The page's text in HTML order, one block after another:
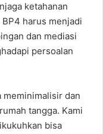
ketahanan
harus menjadi
dan mediasi
persoalan
meminimalisir dan
tangga. Kami
bisa